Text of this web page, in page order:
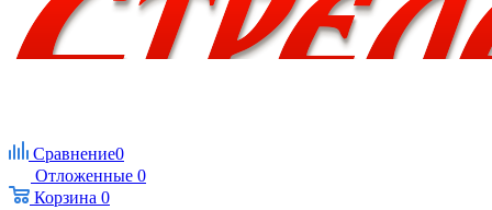
Сравнение0
Отложенные 0
Корзина 0